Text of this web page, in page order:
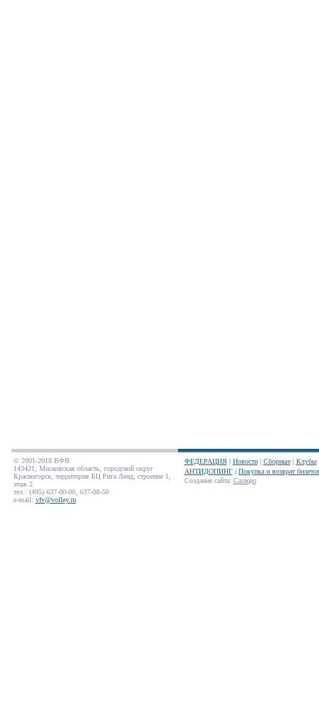
© 2001-2018 ВФВ
143421, Московская область, городской округ
Красногорск, территория БЦ Рига Ленд, строение 1,
этаж 2
тел.: (495) 637-00-00, 637-08-50
e-mail: vfv@volley.ru
ФЕДЕРАЦИЯ| Новости| Сборные| Клубы
АНТИДОПИНГ| Покупка и возврат
Создание сайта: Салюдо